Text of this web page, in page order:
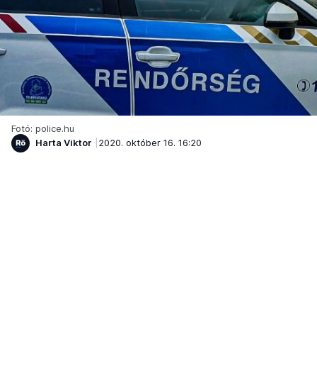
Fotó: police.hu
Harta Viktor
2020. október 16. 16:20